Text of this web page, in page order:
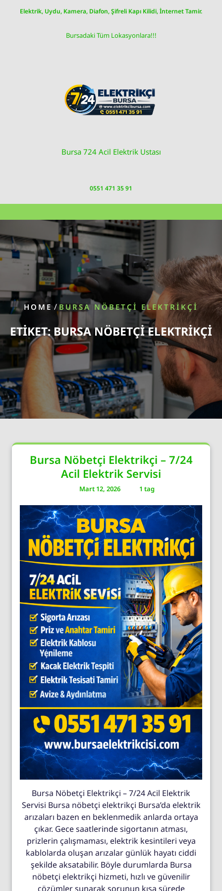
Elektrik, Uydu, Kamera, Diafon, Şifreli Kapı Kilidi, İnternet Tamir.
Bursadaki Tüm Lokasyonlara!!!
Bursa 724 Acil Elektrik Ustası
0551 471 35 91
HOME/BURSA NÖBETÇI ELEKTRIKÇI
ETIKET: BURSA NÖBETÇI ELEKTRIKÇI
Bursa Nöbetçi Elektrikçi – 7/24
Acil Elektrik Servisi
Mart 12, 2026 1 tag
Bursa Nöbetçi Elektrikçi – 7/24 Acil Elektrik
Servisi Bursa nöbetçi elektrikçi Bursa’da elektrik
arızaları bazen en beklenmedik anlarda ortaya
çıkar. Gece saatlerinde sigortanın atması,
prizlerin çalışmaması, elektrik kesintileri veya
kablolarda oluşan arızalar günlük hayatı ciddi
şekilde aksatabilir. Böyle durumlarda Bursa
nöbetçi elektrikçi hizmeti, hızlı ve güvenilir
çözümler sunarak sorunun kısa sürede